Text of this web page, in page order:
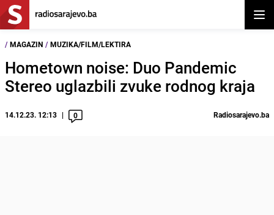
/ MAGAZIN / MUZIKA/FILM/LEKTIRA
Hometown noise: Duo Pandemic
Stereo uglazbili zvuke rodnog kraja
14.12.23. 12:13 0 Radiosarajevo.ba